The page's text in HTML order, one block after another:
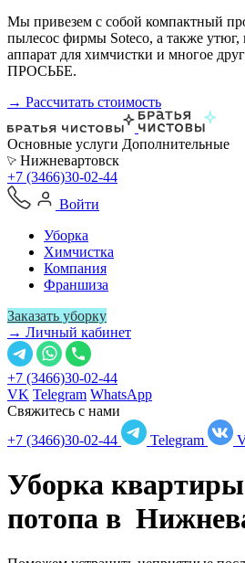
Мы привезем с собой компактный
пылесос фирмы Soteco, а также утюг,
аппарат для химчистки и многое
ПРОСЬБЕ.
→ Рассчитать стоимость
Основные услуги Дополнительные
Нижневартовск
+7 (3466)30-02-44
Войти
Уборка
Химчистка
Компания
Франшиза
Заказать уборку
→ Личный кабинет
+7 (3466)30-02-44
VK Telegram WhatsApp
Свяжитесь с нами
+7 (3466)30-02-44
Telegram
Уборка квартиры
потопа в